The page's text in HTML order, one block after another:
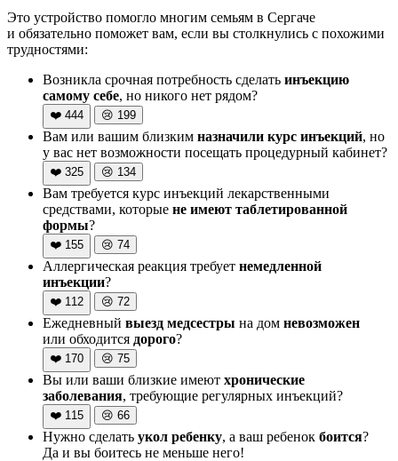
Это устройство помогло многим семьям в Сергаче
и обязательно поможет вам, если вы столкнулись с похожими
трудностями:
Возникла срочная потребность сделать инъекцию
самому себе, но никого нет рядом?
❤️ 444 😢 199
Вам или вашим близким назначили курс инъекций, но
у вас нет возможности посещать процедурный кабинет?
❤️ 325 😢 134
Вам требуется курс инъекций лекарственными
средствами, которые не имеют таблетированной
формы?
❤️ 155 😢 74
Аллергическая реакция требует немедленной
инъекции?
❤️ 112 😢 72
Ежедневный выезд медсестры на дом невозможен
или обходится дорого?
❤️ 170 😢 75
Вы или ваши близкие имеют хронические
заболевания, требующие регулярных инъекций?
❤️ 115 😢 66
Нужно сделать укол ребенку, а ваш ребенок боится?
Да и вы боитесь не меньше него!